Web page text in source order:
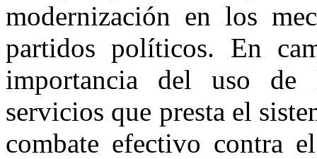
modernización en los
partidos políticos. En
importancia del uso de
servicios que presta el
combate efectivo contra